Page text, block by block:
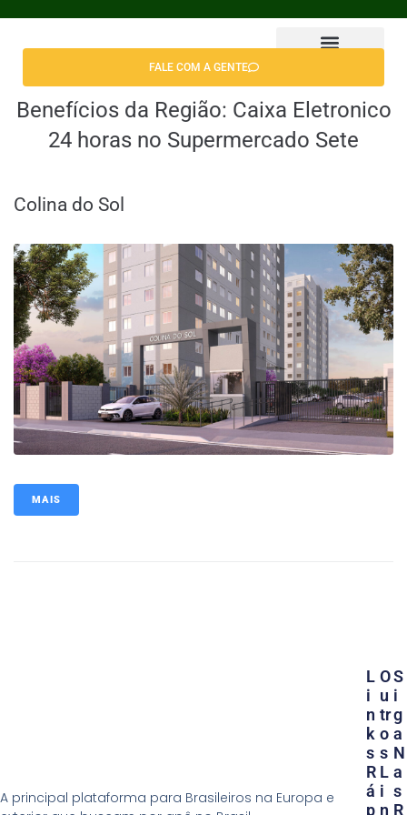
FALE COM A GENTE
Benefícios da Região: Caixa Eletronico
24 horas no Supermercado Sete
Colina do Sol
MAIS
A principal plataforma para Brasileiros na Europa e
O
U
Tr
O
S
L
I
N
L
I
N
K
S
R
Á
P
S
I
G
A
N
A
S
R